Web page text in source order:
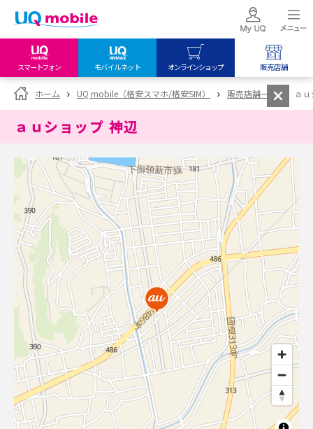
スマートフォン モバイルネット オンラインショップ 販売店舗
my UQ WiMAX
UQ WiMAX ご契約の方
My UQ mobile
UQ mobile
データチャージサイト
UQ mobile
オンラインショップ
UQ WiMAX
UQ mobile
販売店舗
UQ WiMAX
ホーム UQ mobile（格安スマホ/格安SIM） 販売店舗一覧 ａ
ａｕショップ 神辺